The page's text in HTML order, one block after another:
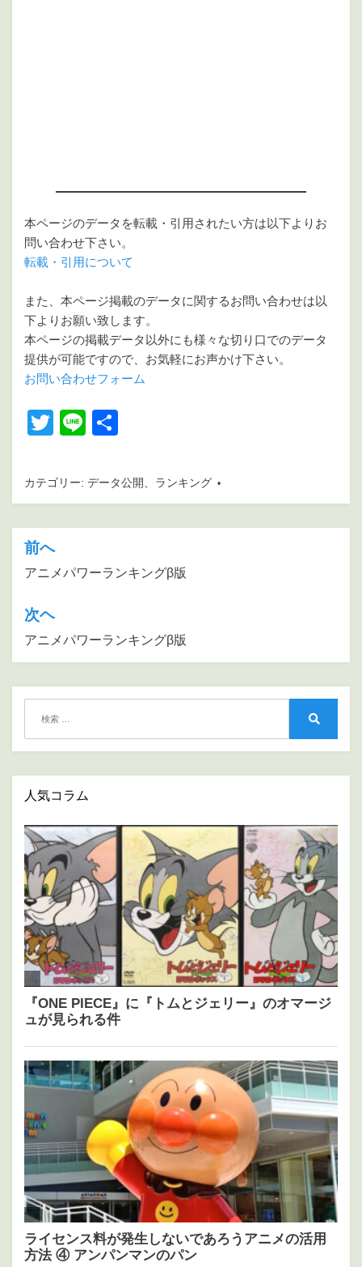
本ページのデータを転載・引用されたい方は以下よりお
問い合わせ下さい。
転載・引用について
また、本ページ掲載のデータに関するお問い合わせは以
下よりお願い致します。
本ページの掲載データ以外にも様々な切り口でのデータ
提供が可能ですので、お気軽にお声かけ下さい。
お問い合わせフォーム
T
tt
er
Li
e
カテゴリー: データ公開 ランキング
投
稿
ビ
ゲ
ー
シ
ョ
ン
前へ
アニメパワーランキングβ版
次ヘ
アニメパワーランキングβ版
人気コラム